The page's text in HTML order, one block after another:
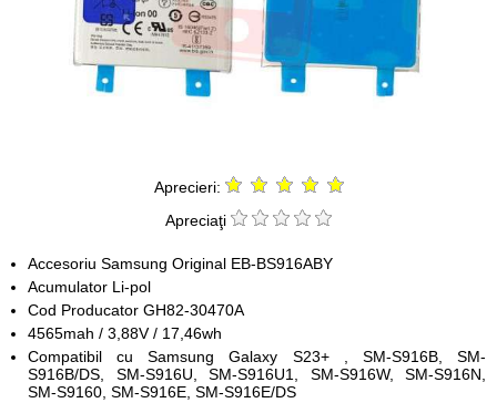
Aprecieri:
Apreciaţi
Accesoriu Samsung Original EB-BS916ABY
Acumulator Li-pol
Cod Producator GH82-30470A
4565mah / 3,88V / 17,46wh
Compatibil cu Samsung Galaxy S23+ , SM-S916B, SM-
S916B/DS, SM-S916U, SM-S916U1, SM-S916W, SM-S916N,
SM-S9160, SM-S916E, SM-S916E/DS